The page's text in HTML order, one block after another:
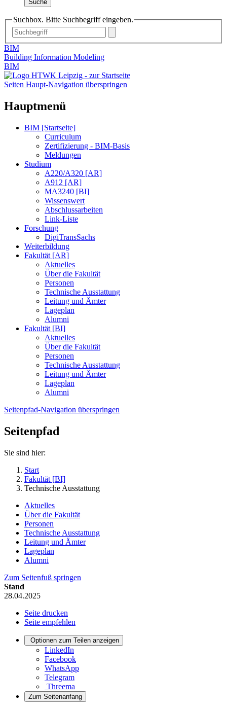
Suche
Suchbox. Bitte Suchbegriff eingeben.
BIM
Building Information Modeling
BIM
Seiten Haupt-Navigation überspringen
Hauptmenü
BIM [Startseite]
Curriculum
Zertifizierung - BIM-Basis
Meldungen
Studium
A220/A320 [AR]
A912 [AR]
MA3240 [BI]
Wissenswert
Abschlussarbeiten
Link-Liste
Forschung
DigiTransSachs
Weiterbildung
Fakultät [AR]
Aktuelles
Über die Fakultät
Personen
Technische Ausstattung
Leitung und Ämter
Lageplan
Alumni
Fakultät [BI]
Aktuelles
Über die Fakultät
Personen
Technische Ausstattung
Leitung und Ämter
Lageplan
Alumni
Seitenpfad-Navigation überspringen
Seitenpfad
Sie sind hier:
Start
Fakultät [BI]
Technische Ausstattung
Aktuelles
Über die Fakultät
Personen
Technische Ausstattung
Leitung und Ämter
Lageplan
Alumni
Zum Seitenfuß springen
Stand
28.04.2025
Seite drucken
Seite empfehlen
Optionen zum Teilen anzeigen
LinkedIn
Facebook
WhatsApp
Telegram
Threema
Zum Seitenanfang